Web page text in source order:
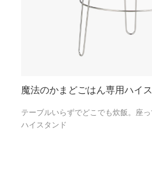
魔法のかまどごはん専用ハイ
テーブルいらずでどこでも炊飯。座
ハイスタンド